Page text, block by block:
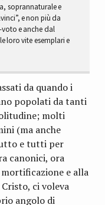
soprannaturale e
e non più da
e anche dal
loro vite esemplari e
da quando i
popolati da tanti
molti
(ma anche
e tutti per
canonici, ora
e alla
ci voleva
angolo di